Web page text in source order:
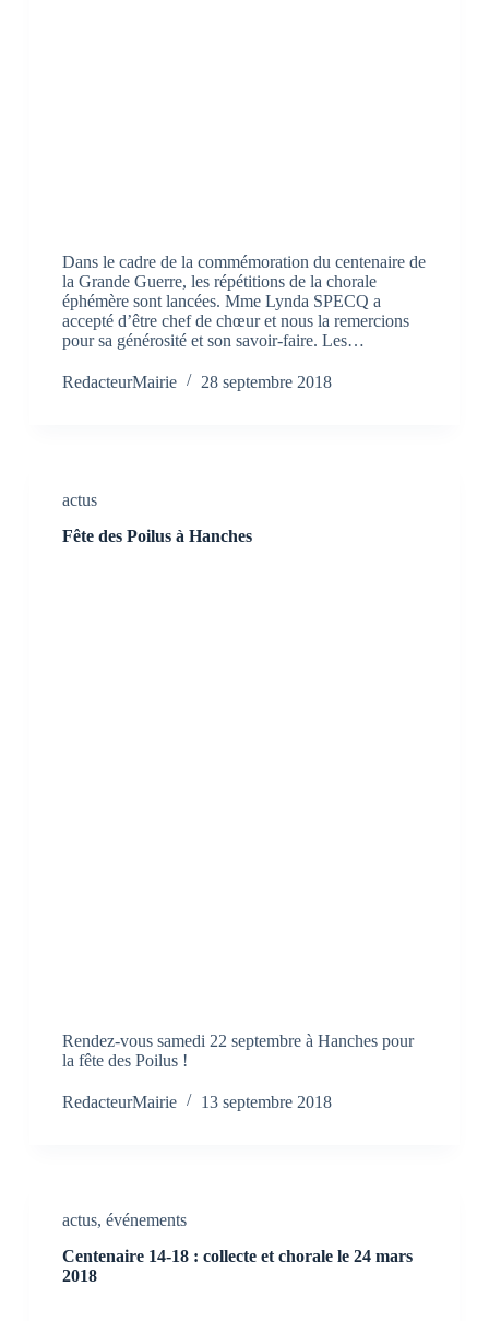
Dans le cadre de la commémoration du centenaire de
la Grande Guerre, les répétitions de la chorale
éphémère sont lancées. Mme Lynda SPECQ a
accepté d’être chef de chœur et nous la remercions
pour sa générosité et son savoir-faire. Les…
RedacteurMairie 28 septembre 2018
actus
Fête des Poilus à Hanches
Rendez-vous samedi 22 septembre à Hanches pour
la fête des Poilus !
RedacteurMairie 13 septembre 2018
actus, événements
Centenaire 14-18 : collecte et chorale le 24 mars
2018